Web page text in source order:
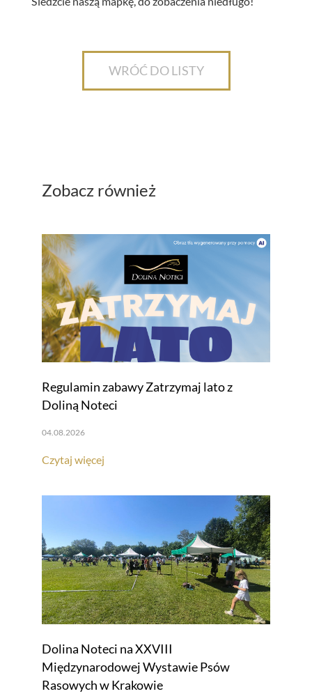
WRÓĆ DO LISTY
Zobacz również
Regulamin zabawy Zatrzymaj lato z
Doliną Noteci
04.08.2026
Czytaj więcej
Dolina Noteci na XXVIII
Międzynarodowej Wystawie Psów
Rasowych w Krakowie